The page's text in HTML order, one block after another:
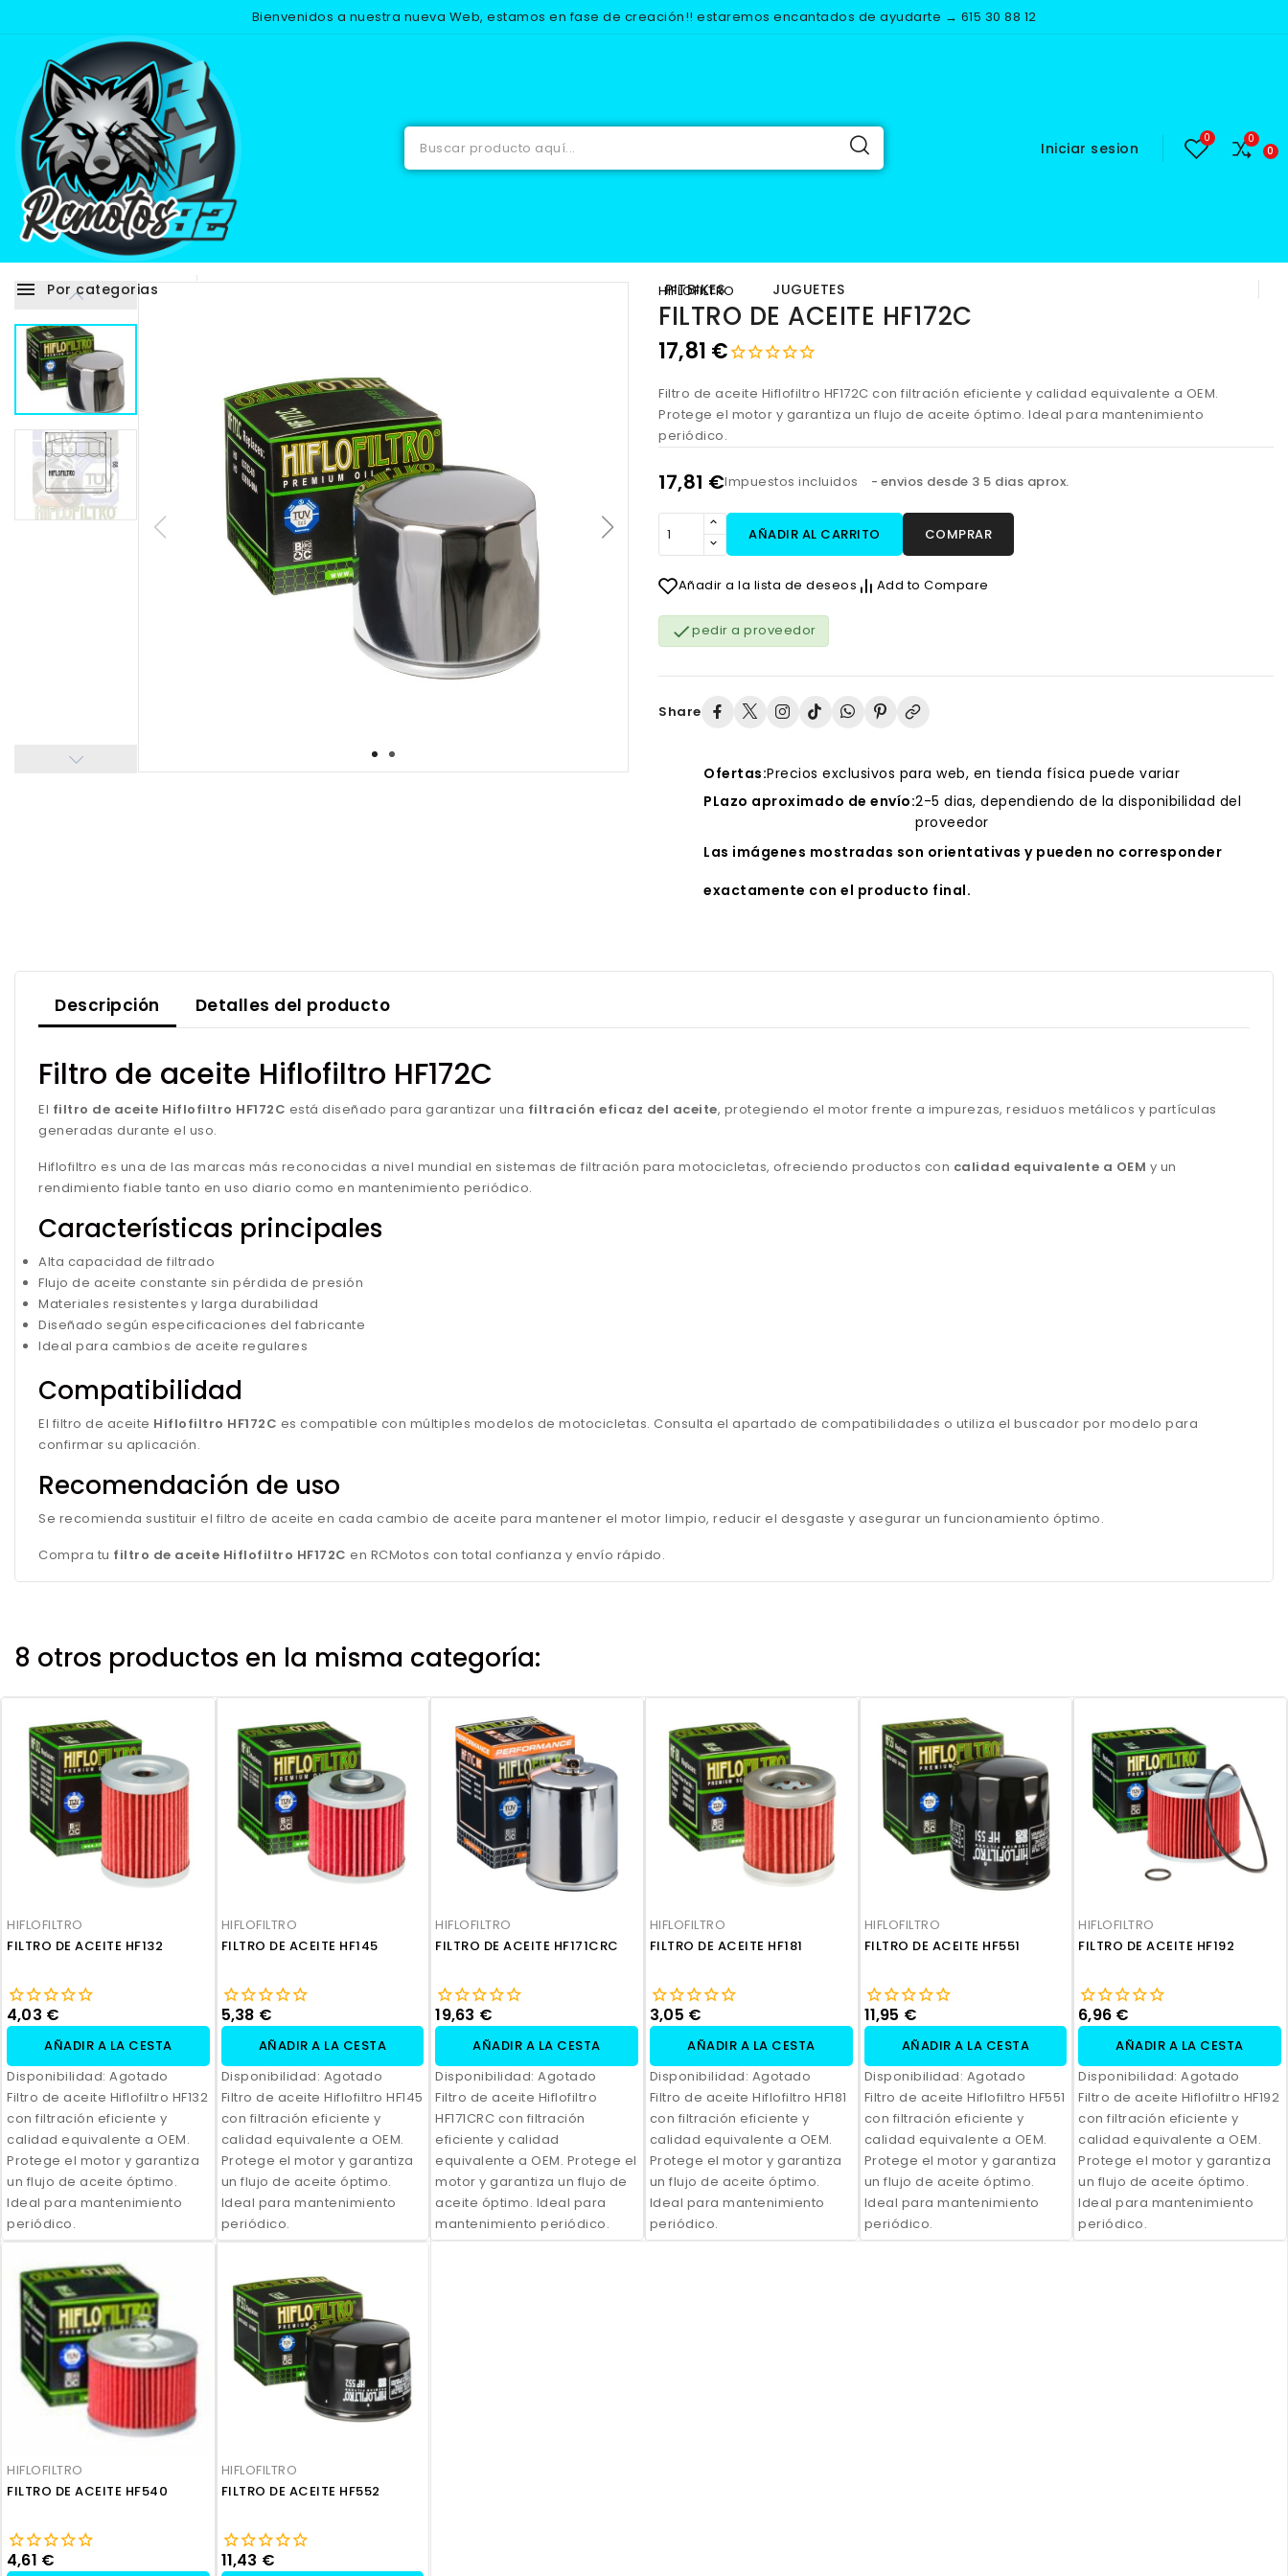
Bienvenidos a nuestra nueva Web, estamos en fase de creación!! estaremos encantados de ayudarte → 615 30 88 12
Iniciar sesion
menu Por categorias Adhesivos RECAMBIOS EQUIPACION PITBIKES JUGUETES
NUEVO HIFLOFILTRO
FILTRO DE ACEITE HF172C
17,81 €
Filtro de aceite Hiflofiltro HF172C con filtración eficiente y calidad equivalente a OEM.
Protege el motor y garantiza un flujo de aceite óptimo. Ideal para mantenimiento
periódico.
17,81 €Impuestos incluidos envios desde 3 5 dias aprox.
AÑADIR AL CARRITO COMPRAR
Añadir a la lista de deseos Add to Compare
pedir a proveedor
Share
Ofertas:Precios exclusivos para web, en tienda física puede variar
PLazo aproximado de envío:2-5 dias, dependiendo de la disponibilidad del
proveedor
Las imágenes mostradas son orientativas y pueden no corresponder
exactamente con el producto final.
Descripción Detalles del producto
Filtro de aceite Hiflofiltro HF172C
El filtro de aceite Hiflofiltro HF172C está diseñado para garantizar una filtración eficaz del aceite, protegiendo el motor frente a impurezas, residuos metálicos y partículas
generadas durante el uso.
Hiflofiltro es una de las marcas más reconocidas a nivel mundial en sistemas de filtración para motocicletas, ofreciendo productos con calidad equivalente a OEM y un
rendimiento fiable tanto en uso diario como en mantenimiento periódico.
Características principales
Alta capacidad de filtrado
Flujo de aceite constante sin pérdida de presión
Materiales resistentes y larga durabilidad
Diseñado según especificaciones del fabricante
Ideal para cambios de aceite regulares
Compatibilidad
El filtro de aceite Hiflofiltro HF172C es compatible con múltiples modelos de motocicletas. Consulta el apartado de compatibilidades o utiliza el buscador por modelo para
confirmar su aplicación.
Recomendación de uso
Se recomienda sustituir el filtro de aceite en cada cambio de aceite para mantener el motor limpio, reducir el desgaste y asegurar un funcionamiento óptimo.
Compra tu filtro de aceite Hiflofiltro HF172C en RCMotos con total confianza y envío rápido.
8 otros productos en la misma categoría:
HIFLOFILTRO
FILTRO DE ACEITE HF132
4,03 €
AÑADIR A LA CESTA
Disponibilidad: Agotado
Filtro de aceite Hiflofiltro HF132
con filtración eficiente y
calidad equivalente a OEM.
Protege el motor y garantiza
un flujo de aceite óptimo.
Ideal para mantenimiento
periódico.
HIFLOFILTRO
FILTRO DE ACEITE HF145
5,38 €
AÑADIR A LA CESTA
Disponibilidad: Agotado
Filtro de aceite Hiflofiltro HF145
con filtración eficiente y
calidad equivalente a OEM.
Protege el motor y garantiza
un flujo de aceite óptimo.
Ideal para mantenimiento
periódico.
HIFLOFILTRO
FILTRO DE ACEITE HF171CRC
19,63 €
AÑADIR A LA CESTA
Disponibilidad:Agotado
Filtro de aceite Hiflofiltro
HF171CRC con filtración
eficiente y calidad
equivalente a OEM. Protege el
motor y garantiza un flujo de
aceite óptimo. Ideal para
mantenimiento periódico.
HIFLOFILTRO
FILTRO DE ACEITE HF181
3,05 €
AÑADIR A LA CESTA
Disponibilidad: Agotado
Filtro de aceite Hiflofiltro HF181
con filtración eficiente y
calidad equivalente a OEM.
Protege el motor y garantiza
un flujo de aceite óptimo.
Ideal para mantenimiento
periódico.
HIFLOFILTRO
FILTRO DE ACEITE HF551
11,95 €
AÑADIR A LA CESTA
Disponibilidad: Agotado
Filtro de aceite Hiflofiltro HF551
con filtración eficiente y
calidad equivalente a OEM.
Protege el motor y garantiza
un flujo de aceite óptimo.
Ideal para mantenimiento
periódico.
HIFLOFILTRO
FILTRO DE ACEITE HF192
6,96 €
AÑADIR A LA CESTA
Disponibilidad:Agotado
Filtro de aceite Hiflofiltro HF192
con filtración eficiente y
calidad equivalente a OEM.
Protege el motor y garantiza
un flujo de aceite óptimo.
Ideal para mantenimiento
periódico.
HIFLOFILTRO
FILTRO DE ACEITE HF540
4,61 €
HIFLOFILTRO
FILTRO DE ACEITE HF552
11,43 €